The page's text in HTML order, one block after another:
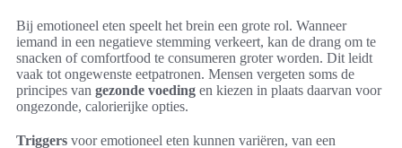
Bij emotioneel eten speelt het brein een grote rol. Wanneer
iemand in een negatieve stemming verkeert, kan de drang om te
snacken of comfortfood te consumeren groter worden. Dit leidt
vaak tot ongewenste eetpatronen. Mensen vergeten soms de
principes van gezonde voeding en kiezen in plaats daarvan voor
ongezonde, calorierijke opties.
Triggers voor emotioneel eten kunnen variëren, van een